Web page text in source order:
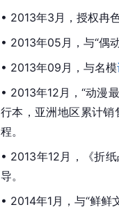
• 2013年3月，授权冉
• 2013年05月，与“偶
• 2013年09月，与名模
• 2013年12月，“动漫
行本，亚洲地区累计
程。
• 2013年12月，《折
导。
• 2014年1月，与“鲜鲜